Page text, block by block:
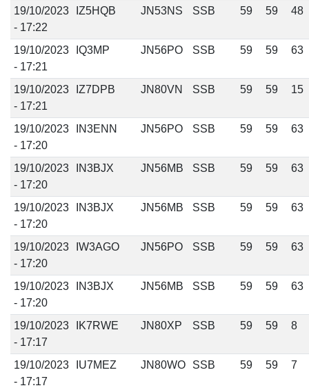
19/10/2023
- 17:22
IZ5HQB JN53NS SSB 59 59 48
19/10/2023
- 17:21
IQ3MP JN56PO SSB 59 59 63
19/10/2023
- 17:21
IZ7DPB JN80VN SSB 59 59 15
19/10/2023
- 17:20
IN3ENN JN56PO SSB 59 59 63
19/10/2023
- 17:20
IN3BJX JN56MB SSB 59 59 63
19/10/2023
- 17:20
IN3BJX JN56MB SSB 59 59 63
19/10/2023
- 17:20
IW3AGO JN56PO SSB 59 59 63
19/10/2023
- 17:20
IN3BJX JN56MB SSB 59 59 63
19/10/2023
- 17:17
IK7RWE JN80XP SSB 59 59 8
19/10/2023
- 17:17
IU7MEZ JN80WO SSB 59 59 7